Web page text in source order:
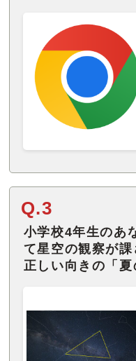
Q.3
小学校4年生のあ
て星空の観察が課
正しい向きの「